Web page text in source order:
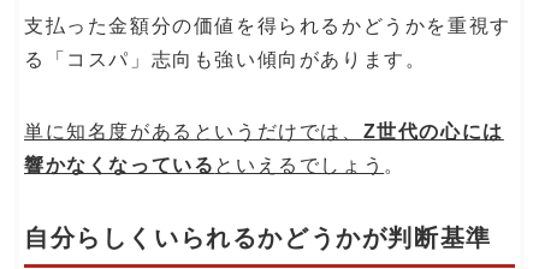
支払った金額分の価値を得られるかどうかを重視す
る「コスパ」志向も強い傾向があります。
単に知名度があるというだけでは、 Z世代の心には
響かなくなっている といえるでしょう 。
自分らしくいられるかどうかが判断基準